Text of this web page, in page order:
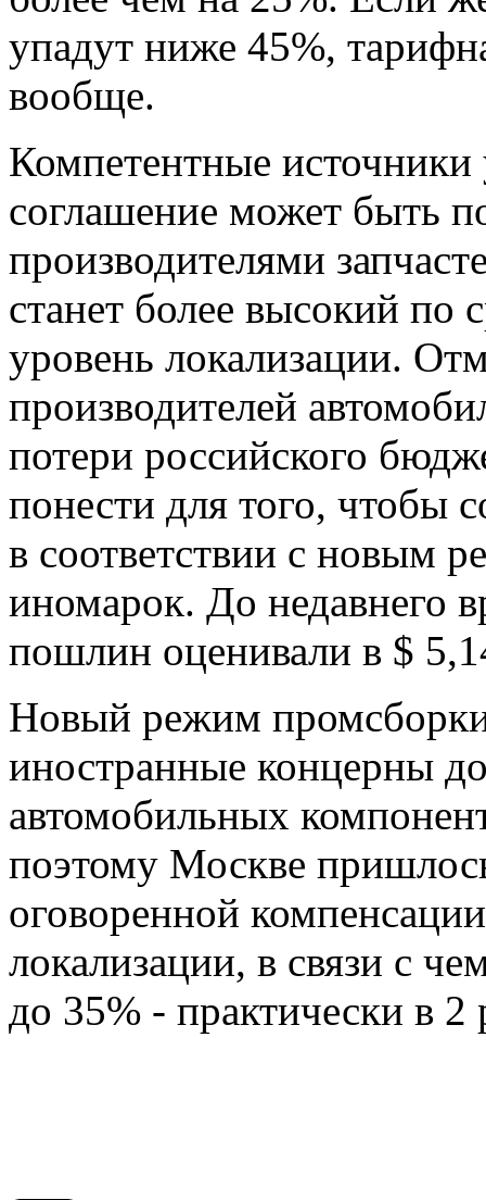
упадут ниже 45%,
вообще.
Компетентные источники
соглашение может быть
производителями
станет более высокий
уровень локализации.
производителей
потери российского
понести для того, чтобы
в соответствии с новым
иномарок. До недавнего
пошлин оценивали в $
Новый режим промсборки
иностранные концерны
автомобильных
поэтому Москве
оговоренной
локализации, в связи с
до 35% - практически в 2